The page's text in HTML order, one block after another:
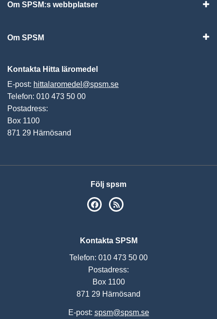
Om SPSM:s webbplatser
Om SPSM
Kontakta Hitta läromedel
E-post: hittalaromedel@spsm.se
Telefon: 010 473 50 00
Postadress:
Box 1100
871 29 Härnösand
Följ spsm
SPSM på Facebook
Kontakta SPSM
Telefon: 010 473 50 00
Postadress:
Box 1100
871 29 Härnösand
E-post: spsm@spsm.se